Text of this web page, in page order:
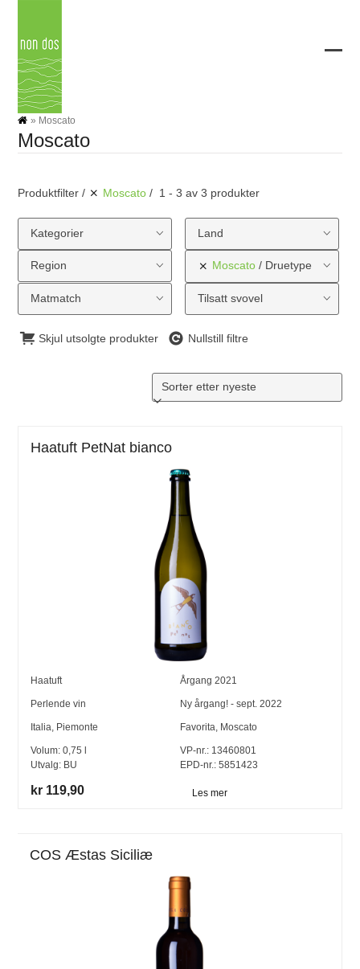
content
» Moscato
Moscato
Produktfilter Moscato 1 - 3 av 3 produkter
Kategorier Land
Region Moscato Druetype
Matmatch Tilsatt svovel
Skjul utsolgte produkter Nullstill filtre
Haatuft PetNat bianco
Haatuft Årgang 2021
Perlende vin Ny årgang! - sept. 2022
Italia, Piemonte Favorita, Moscato
Volum:0,75
Utvalg: BU
VP-nr.: 13460801
EPD-nr.: 5851423
kr 119,90 Les mer
COS Æstas Siciliæ